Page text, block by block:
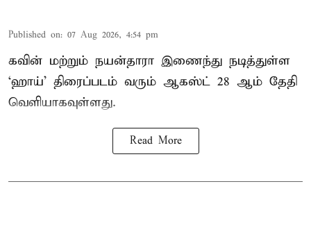
Published on: 07 Aug 2026, 4:54 pm
கவின் மற்றும் நயன்தாரா இணைந்து நடித்துள்ள
‘ஹாய்’ திரைப்படம் வரும் ஆகஸ்ட் 28 ஆம் தேதி
வெளியாகவுள்ளது.
Read More